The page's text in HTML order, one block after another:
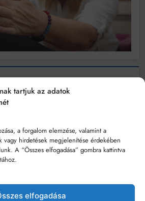
tartjuk az adatok
a forgalom elemzése, valamint a
vagy hirdetések megjelenítése érdekében
A “Összes elfogadása” gombra kattintva
elfogadása